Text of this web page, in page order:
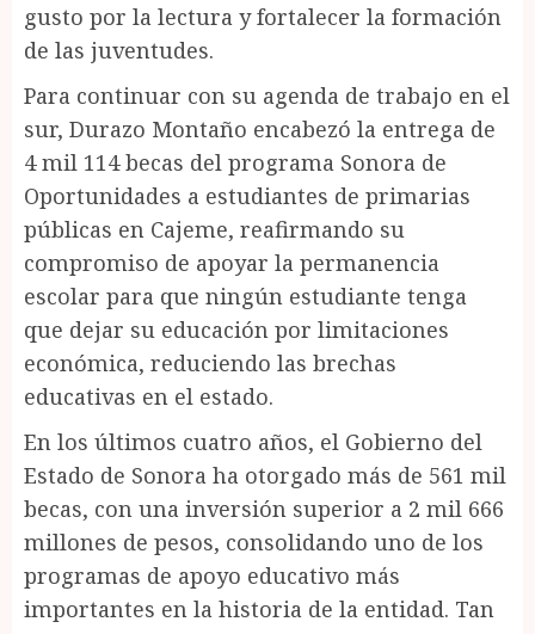
gusto por la lectura y fortalecer la formación
de las juventudes.
Para continuar con su agenda de trabajo en el
sur, Durazo Montaño encabezó la entrega de
4 mil 114 becas del programa Sonora de
Oportunidades a estudiantes de primarias
públicas en Cajeme, reafirmando su
compromiso de apoyar la permanencia
escolar para que ningún estudiante tenga
que dejar su educación por limitaciones
económica, reduciendo las brechas
educativas en el estado.
En los últimos cuatro años, el Gobierno del
Estado de Sonora ha otorgado más de 561 mil
becas, con una inversión superior a 2 mil 666
millones de pesos, consolidando uno de los
programas de apoyo educativo más
importantes en la historia de la entidad. Tan